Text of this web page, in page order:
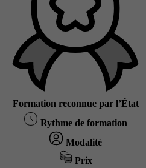
Formation reconnue par l’État
Rythme de formation
Modalité
Prix